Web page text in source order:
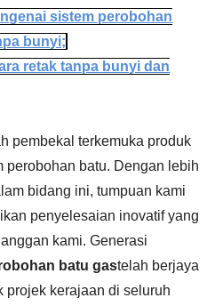
sistem perobohan
bunyi;
retak tanpa bunyi dan
pembekal terkemuka produk
perobohan batu. Dengan lebih
bidang ini, tumpuan kami
penyelesaian inovatif yang
kami. Generasi
batu gastelah berjaya
projek kerajaan di seluruh